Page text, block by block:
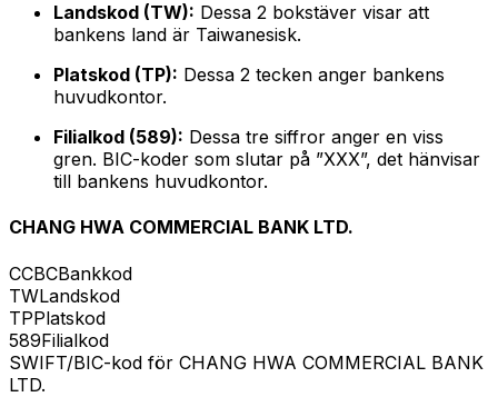
Landskod (TW): Dessa 2 bokstäver visar att
bankens land är Taiwanesisk.
Platskod (TP): Dessa 2 tecken anger bankens
huvudkontor.
Filialkod (589): Dessa tre siffror anger en viss
gren. BIC-koder som slutar på ”XXX”, det hänvisar
till bankens huvudkontor.
CHANG HWA COMMERCIAL BANK LTD.
CCBCBankkod
TWLandskod
TPPlatskod
589Filialkod
SWIFT/BIC-kod för CHANG HWA COMMERCIAL BANK
LTD.